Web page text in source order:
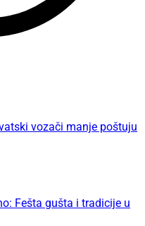
vozači manje poštuju
Fešta gušta i tradicije u